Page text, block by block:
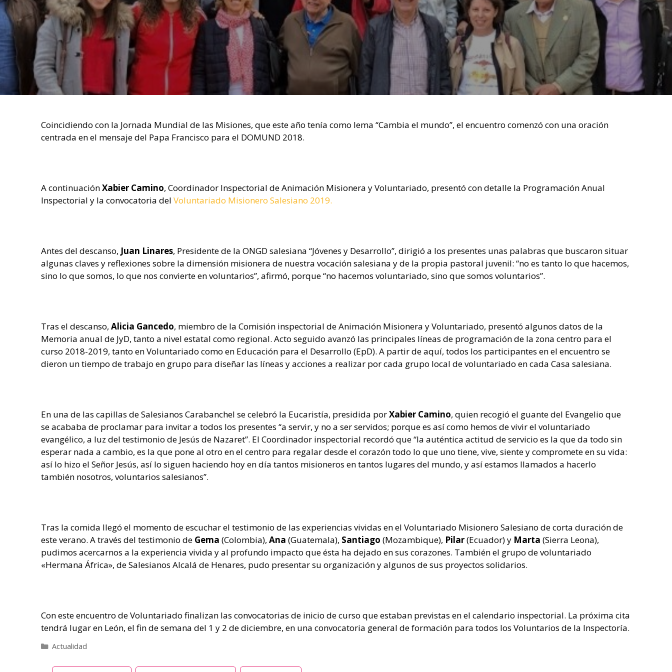
Coincidiendo con la Jornada Mundial de las Misiones, que este año tenía como lema “Cambia el mundo”, el encuentro comenzó con una oración
centrada en el mensaje del Papa Francisco para el DOMUND 2018.
A continuaciónXabier Camino, Coordinador Inspectorial de Animación Misionera y Voluntariado, presentó con detalle la Programación Anual
Inspectorial y la convocatoria del Voluntariado Misionero Salesiano 2019.
Antes del descanso, Juan Linares, Presidente de la ONGD salesiana “Jóvenes y Desarrollo”, dirigió a los presentes unas palabras que buscaron situar
algunas claves y reflexiones sobre la dimensión misionera de nuestra vocación salesiana y de la propia pastoral juvenil: “no es tanto lo que hacemos,
sino lo que somos, lo que nos convierte en voluntarios”, afirmó, porque “no hacemos voluntariado, sino que somos voluntarios”.
Tras el descanso, Alicia Gancedo, miembro de la Comisión inspectorial de Animación Misionera y Voluntariado, presentó algunos datos de la
Memoria anual de JyD, tanto a nivel estatal como regional. Acto seguido avanzó las principales líneas de programación de la zona centro para el
curso 2018-2019, tanto en Voluntariado como en Educación para el Desarrollo (EpD). A partir de aquí, todos los participantes en el encuentro se
dieron un tiempo de trabajo en grupo para diseñar las líneas y acciones a realizar por cada grupo local de voluntariado en cada Casa salesiana.
En una de las capillas de Salesianos Carabanchel se celebró la Eucaristía, presidida porXabier Camino, quien recogió el guante del Evangelio que
se acababa de proclamar para invitar a todos los presentes “a servir, y no a ser servidos; porque es así como hemos de vivir el voluntariado
evangélico, a luz del testimonio de Jesús de Nazaret”. El Coordinador inspectorial recordó que “la auténtica actitud de servicio es la que da todo sin
esperar nada a cambio, es la que pone al otro en el centro para regalar desde el corazón todo lo que uno tiene, vive, siente y compromete en su vida:
así lo hizo el Señor Jesús, así lo siguen haciendo hoy en día tantos misioneros en tantos lugares del mundo, y así estamos llamados a hacerlo
también nosotros, voluntarios salesianos”.
Tras la comida llegó el momento de escuchar el testimonio de las experiencias vividas en el Voluntariado Misionero Salesiano de corta duración de
este verano. A través del testimonio de Gema (Colombia), Ana (Guatemala), Santiago (Mozambique), Pilar(Ecuador) y Marta (Sierra Leona),
pudimos acercarnos a la experiencia vivida y al profundo impacto que ésta ha dejado en sus corazones. También el grupo de voluntariado
«Hermana África», de Salesianos Alcalá de Henares, pudo presentar su organización y algunos de sus proyectos solidarios.
Con este encuentro de Voluntariado finalizan las convocatorias de inicio de curso que estaban previstas en el calendario inspectorial. La próxima cita
tendrá lugar en León, el fin de semana del 1 y 2 de diciembre, en una convocatoria general de formación para todos los Voluntarios de la Inspectoría.
Categorías
Actualidad